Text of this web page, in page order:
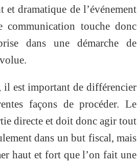
dramatique de l’événement
communication touche donc
dans une démarche de
il est important de différencier
façons de procéder. Le
directe et doit donc agir tout
dans un but fiscal, mais
haut et fort que l’on fait une